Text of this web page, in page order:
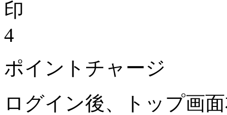
4
ポイントチャージ
ログイン後、トップ画